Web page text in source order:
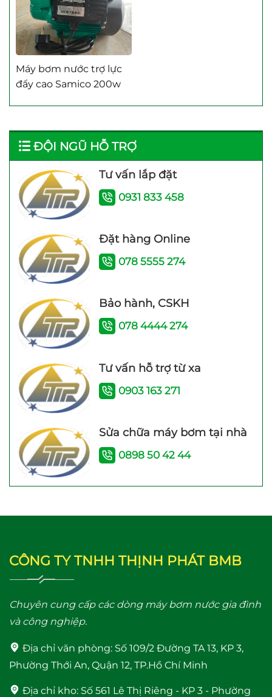
Máy bơm nước trợ lực
đẩy cao Samico 200w
tốt nhất hiện nay
Máy bơm tăng áp điện
tử TITANPRO 200A –
200W Bảo hành 26
Tháng
Máy bơm tăng áp JLm
24 Tháng
24V WI IB-24V (100W)
Shimge PW 250F
(250W)
Máy bơm nước trợ lực
đẩy cao Samico 200w
tốt nhất hiện nay
ĐỘI NGŨ HỖ TRỢ
Tư vấn lắp đặt
0931 833 458
Đặt hàng Online
078 5555 274
Bảo hành, CSKH
078 4444 274
Tư vấn hỗ trợ từ xa
0903 163 271
Sửa chữa máy bơm tại nhà
0898 50 42 44
CÔNG TY TNHH THỊNH PHÁT BMB
Chuyên cung cấp các dòng máy bơm nước gia đình
và công nghiệp.
Địa chỉ văn phòng: Số 109/2 Đường TA 13, KP 3,
Phường Thới An, Quận 12, TP.Hồ Chí Minh
Địa chỉ kho: Số 561 Lê Thị Riêng - KP 3 - Phường